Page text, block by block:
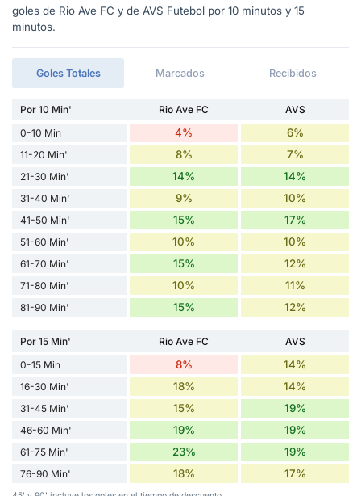
goles de Rio Ave FC y de AVS Futebol por 10 minutos y 15
minutos.
Goles Totales Marcados Recibidos
Por 10 Min' Rio Ave FC
AVS
0-10 Min
4% 6%
11-20 Min' 8% 7%
21-30 Min' 14% 14%
31-40 Min' 9% 10%
41-50 Min' 15% 17%
51-60 Min' 10% 10%
61-70 Min' 15% 12%
71-80 Min' 10% 11%
81-90 Min' 15% 12%
Por 15 Min' Rio Ave FC
AVS
0-15 Min
8% 14%
16-30 Min' 18% 14%
31-45 Min' 15% 19%
46-60 Min' 19% 19%
61-75 Min' 23% 19%
76-90 Min' 18% 17%